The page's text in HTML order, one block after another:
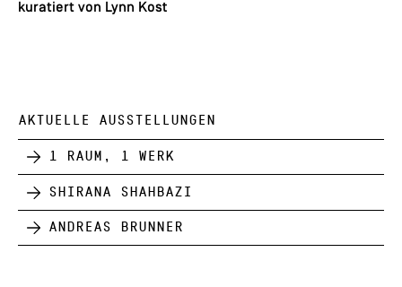
kuratiert von Lynn Kost
AKTUELLE AUSSTELLUNGEN
1 Raum, 1 Werk
Shirana Shahbazi
Andreas Brunner